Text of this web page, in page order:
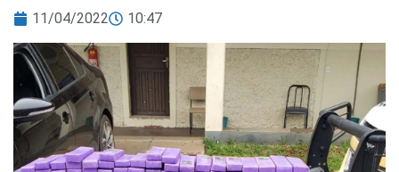
11/04/2022 10:47